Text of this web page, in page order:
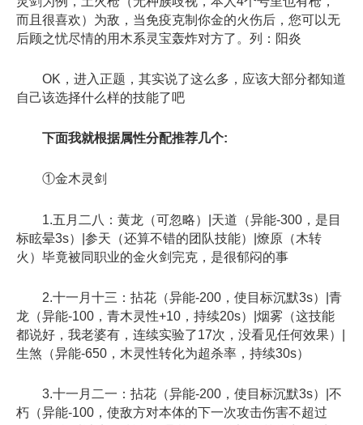
而且很喜欢）为敌，当免疫克制你金的火伤后，您可以无
后顾之忧尽情的用木系灵宝轰炸对方了。列：阳炎
OK，进入正题，其实说了这么多，应该大部分都知道
自己该选择什么样的技能了吧
下面我就根据属性分配推荐几个:
①金木灵剑
1.五月二八：黄龙（可忽略）|天道（异能-300，是目
标眩晕3s）|参天（还算不错的团队技能）|燎原（木转
火）毕竟被同职业的金火剑完克，是很郁闷的事
2.十一月十三：拈花（异能-200，使目标沉默3s）|青
龙（异能-100，青木灵性+10，持续20s）|烟雾（这技能
都说好，我老婆有，连续实验了17次，没看见任何效果）|
生煞（异能-650，木灵性转化为超杀率，持续30s）
3.十一月二一：拈花（异能-200，使目标沉默3s）|不
朽（异能-100，使敌方对本体的下一次攻击伤害不超过